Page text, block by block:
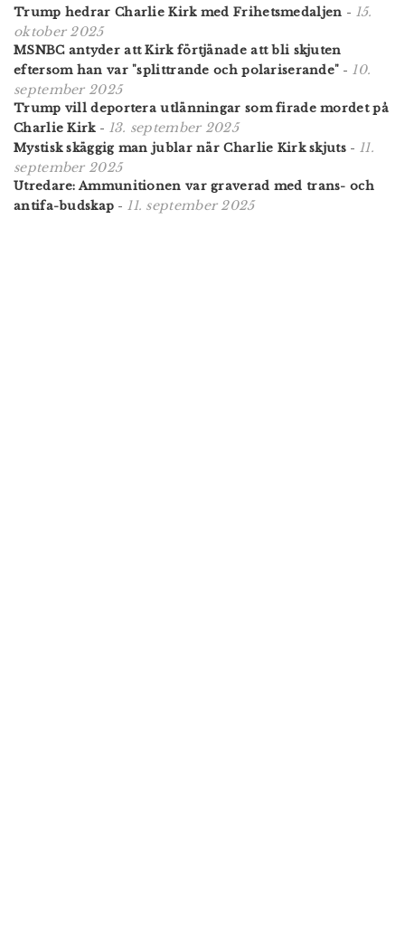
Trump hedrar Charlie Kirk med Frihetsmedaljen - 15.
oktober 2025
MSNBC antyder att Kirk förtjänade att bli skjuten
eftersom han var "splittrande och polariserande" - 10.
september 2025
Trump vill deportera utlänningar som firade mordet på
Charlie Kirk- 13. september 2025
Mystisk skäggig man jublar när Charlie Kirk skjuts - 11.
september 2025
Utredare: Ammunitionen var graverad med trans- och
antifa-budskap - 11. september 2025